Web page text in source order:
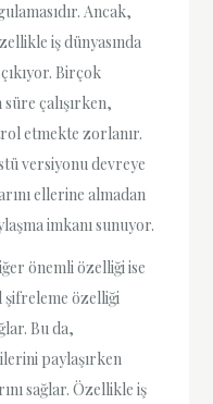
Ancak,
iş dünyasında
Birçok
çalışırken,
etmekte zorlanır.
versiyonu devreye
ellerine almadan
imkanı sunuyor.
önemli özelliği ise
özelliği
Bu da,
paylaşırken
sağlar. Özellikle iş